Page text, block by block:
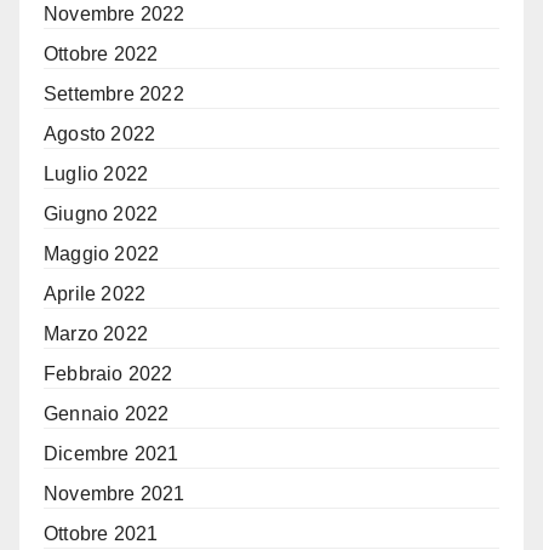
Novembre 2022
Ottobre 2022
Settembre 2022
Agosto 2022
Luglio 2022
Giugno 2022
Maggio 2022
Aprile 2022
Marzo 2022
Febbraio 2022
Gennaio 2022
Dicembre 2021
Novembre 2021
Ottobre 2021